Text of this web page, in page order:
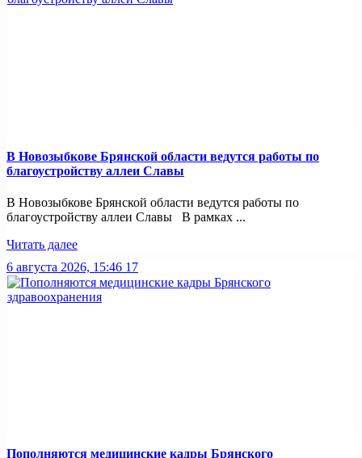
В Новозыбкове Брянской области ведутся работы по
благоустройству аллеи Славы
В Новозыбкове Брянской области ведутся работы по
благоустройству аллеи Славы В рамках ...
Читать далее
6 августа 2026, 15:46 17
Пополняются медицинские кадры Брянского